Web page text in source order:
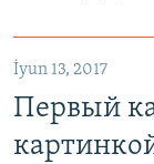
İyun 13, 2017
Первый